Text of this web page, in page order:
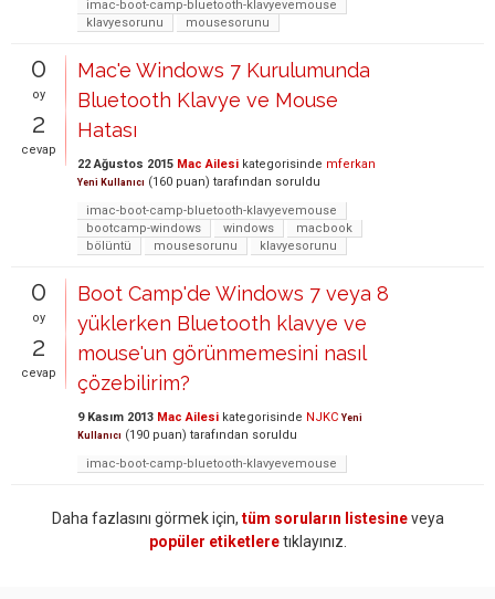
imac-boot-camp-bluetooth-klavyevemouse
klavyesorunu
mousesorunu
0
oy
2
cevap
Mac'e Windows 7 Kurulumunda
Bluetooth Klavye ve Mouse
Hatası
22 Ağustos 2015 Mac Ailesi kategorisinde mferkan
Yeni Kullanıcı (160 puan) tarafından soruldu
imac-boot-camp-bluetooth-klavyevemouse
bootcamp-windows
windows
macbook
bölüntü
mousesorunu klavyesorunu
0
oy
2
cevap
Boot Camp'de Windows 7 veya 8
yüklerken Bluetooth klavye ve
mouse'un görünmemesini nasıl
çözebilirim?
9 Kasım 2013 Mac Ailesi kategorisinde NJKC Yeni
Kullanıcı (190 puan) tarafından soruldu
imac-boot-camp-bluetooth-klavyevemouse
Daha fazlasını görmek için, tüm soruların listesineveya
popüler etiketleretıklayınız.